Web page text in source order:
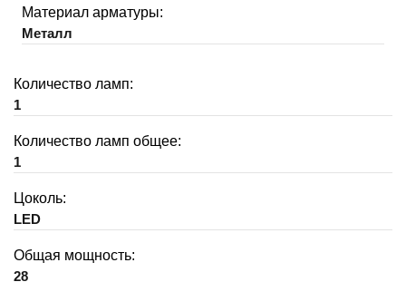
Материал арматуры:
Металл
Количество ламп:
1
Количество ламп общее:
1
Цоколь:
LED
Общая мощность:
28